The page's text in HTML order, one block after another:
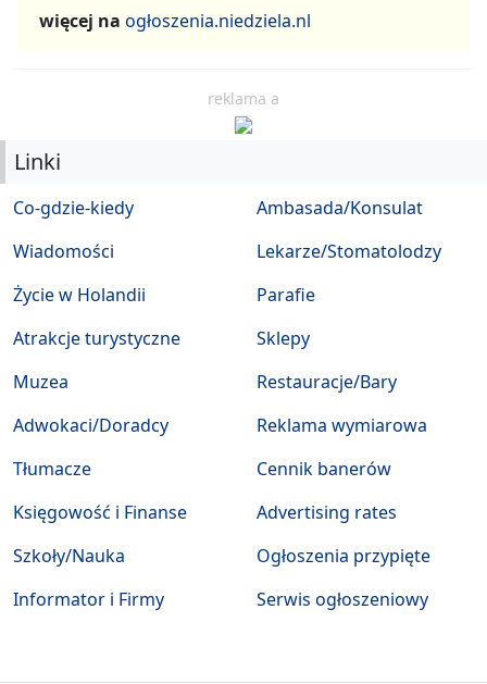
więcej na ogłoszenia.niedziela.nl
reklama a
Linki
Co-gdzie-kiedy
Wiadomości
Życie w Holandii
Atrakcje turystyczne
Muzea
Ambasada/Konsulat
Lekarze/Stomatolodzy
Parafie
Sklepy
Restauracje/Bary
Adwokaci/Doradcy
Tłumacze
Księgowość i Finanse
Szkoły/Nauka
Informator i Firmy
Reklama wymiarowa
Cennik banerów
Advertising rates
Ogłoszenia przypięte
Serwis ogłoszeniowy